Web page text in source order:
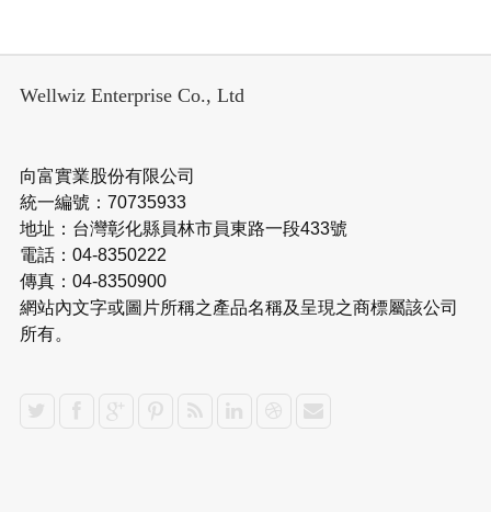
Wellwiz Enterprise Co., Ltd
向富實業股份有限公司
統一編號：70735933
地址：台灣彰化縣員林市員東路一段433號
電話：04-8350222
傳真：04-8350900
網站內文字或圖片所稱之產品名稱及呈現之商標屬該公司
所有。